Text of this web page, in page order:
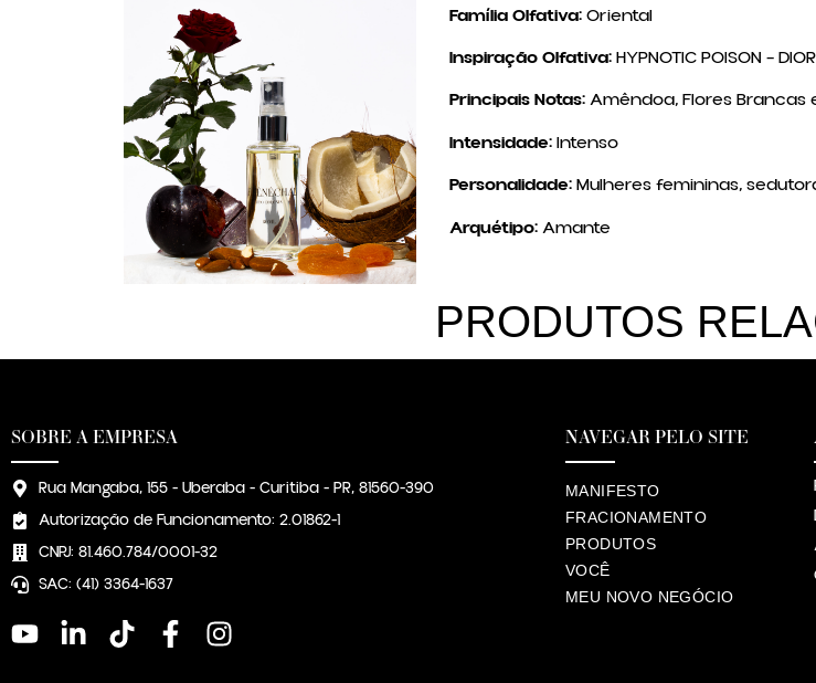
Família Olfativa:Oriental
Inspiração Olfativa:HYPNOTIC POISON – DIOR
Principais Notas:Amêndoa, Flores Brancas
Intensidade:Intenso
Personalidade:Mulheres femininas,
Arquétipo:Amante
PRODUTOS
SOBRE A EMPRESA
Rua Mangaba, 155 - Uberaba - Curitiba - PR, 81560-390
Autorização de Funcionamento: 2.01862-1
CNPJ: 81.460.784/0001-32
SAC: (41) 3364-1637
NAVEGAR PELO SITE
MANIFESTO
FRACIONAMENTO
PRODUTOS
VOCÊ
MEU NOVO NEGÓCIO